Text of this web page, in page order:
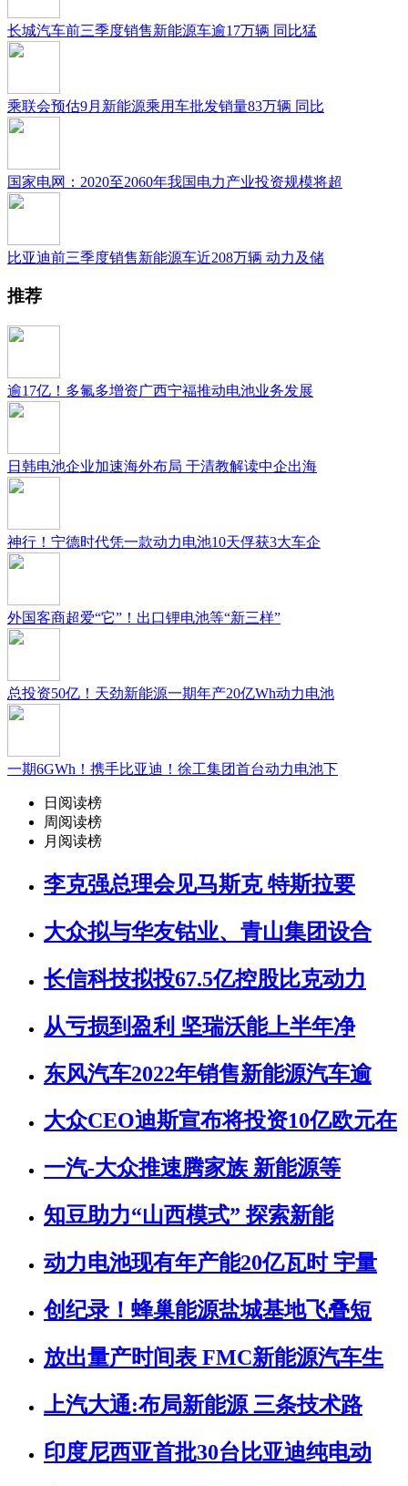
长城汽车前三季度销售新能源车逾17万辆 同比猛
乘联会预估9月新能源乘用车批发销量83万辆 同比
国家电网：2020至2060年我国电力产业投资规模将超
比亚迪前三季度销售新能源车近208万辆 动力及储
推荐
逾17亿！多氟多增资广西宁福推动电池业务发展
日韩电池企业加速海外布局 于清教解读中企出海
神行！宁德时代凭一款动力电池10天俘获3大车企
外国客商超爱“它”！出口锂电池等“新三样”
总投资50亿！天劲新能源一期年产20亿Wh动力电池
一期6GWh！携手比亚迪！徐工集团首台动力电池下
日阅读榜
周阅读榜
月阅读榜
李克强总理会见马斯克 特斯拉要
大众拟与华友钴业、青山集团设合
长信科技拟投67.5亿控股比克动力
从亏损到盈利 坚瑞沃能上半年净
东风汽车2022年销售新能源汽车逾
大众CEO迪斯宣布将投资10亿欧元在
一汽-大众推速腾家族 新能源等
知豆助力“山西模式” 探索新能
动力电池现有年产能20亿瓦时 宇量
创纪录！蜂巢能源盐城基地飞叠短
放出量产时间表 FMC新能源汽车生
上汽大通:布局新能源 三条技术路
印度尼西亚首批30台比亚迪纯电动